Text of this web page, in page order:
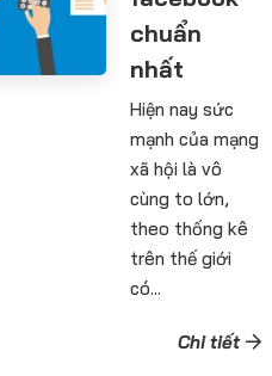
chuẩn
nhất
Hiện nay sức
mạnh của mạng
xã hội là vô
cùng to lớn,
theo thống kê
trên thế giới
có...
Chi tiết